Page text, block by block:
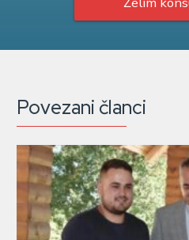
Povezani članci